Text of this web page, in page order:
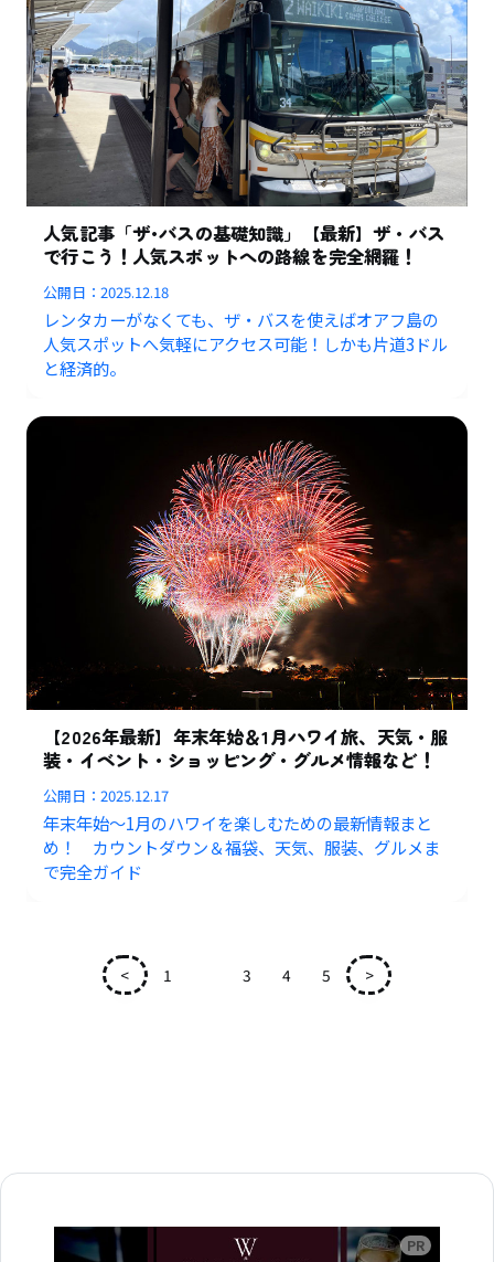
人気記事「ザ･バスの基礎知識」【最新】ザ・バス
で行こう！人気スポットへの路線を完全網羅！
公開日：2025.12.18
レンタカーがなくても、ザ・バスを使えばオアフ島の
人気スポットへ気軽にアクセス可能！しかも片道3ドル
と経済的。
【2026年最新】年末年始＆1月ハワイ旅、天気・服
装・イベント・ショッピング・グルメ情報など！
公開日：2025.12.17
年末年始～1月のハワイを楽しむための最新情報まと
め！ カウントダウン＆福袋、天気、服装、グルメま
で完全ガイド
< 1 3 4 5 >
広告